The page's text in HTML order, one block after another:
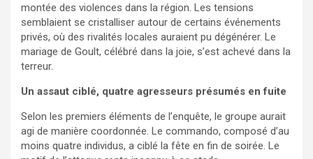
montée des violences dans la région. Les tensions
semblaient se cristalliser autour de certains événements
privés, où des rivalités locales auraient pu dégénérer. Le
mariage de Goult, célébré dans la joie, s’est achevé dans la
terreur.
Un assaut ciblé, quatre agresseurs présumés en fuite
Selon les premiers éléments de l’enquête, le groupe aurait
agi de manière coordonnée. Le commando, composé d’au
moins quatre individus, a ciblé la fête en fin de soirée. Le